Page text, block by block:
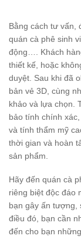
Bằng cách tư vấn,
quán cà phê sinh
động…. Khách
thiết kế, hoặc
duyệt. Sau khi đã
bản vẻ 3D, cùng
khảo và lựa chọn.
bảo tính chính
và tính thẩm mỹ
thời gian và hoàn
sản phẩm.
Hãy đến quán cà
riêng biệt độc đáo
bạn gây ấn tượng,
điều đó, bạn cần
đến cho bạn